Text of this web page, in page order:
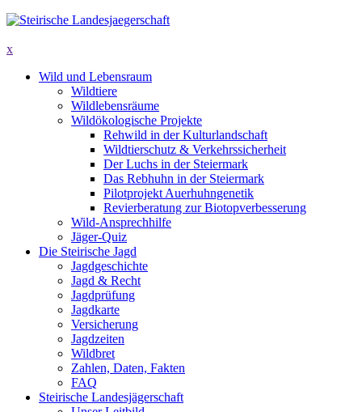
x
Wild und Lebensraum
Wildtiere
Wildlebensräume
Wildökologische Projekte
Rehwild in der Kulturlandschaft
Wildtierschutz & Verkehrssicherheit
Der Luchs in der Steiermark
Das Rebhuhn in der Steiermark
Pilotprojekt Auerhuhngenetik
Revierberatung zur Biotopverbesserung
Wild-Ansprechhilfe
Jäger-Quiz
Die Steirische Jagd
Jagdgeschichte
Jagd & Recht
Jagdprüfung
Jagdkarte
Versicherung
Jagdzeiten
Wildbret
Zahlen, Daten, Fakten
FAQ
Steirische Landesjägerschaft